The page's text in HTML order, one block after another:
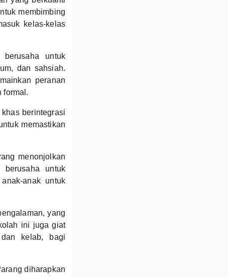
membimbing
kelas-kelas
untuk
dan sahsiah.
peranan
formal.
berintegrasi
memastikan
menonjolkan
untuk
anak untuk
yang
ini juga giat
dan kelab, bagi
diharapkan